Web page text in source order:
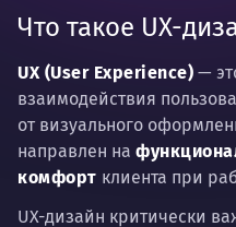
Что такое UX-
UX (User Experience) —
взаимодействия
от визуального
направлен на
комфорт клиента при
UX-дизайн критически